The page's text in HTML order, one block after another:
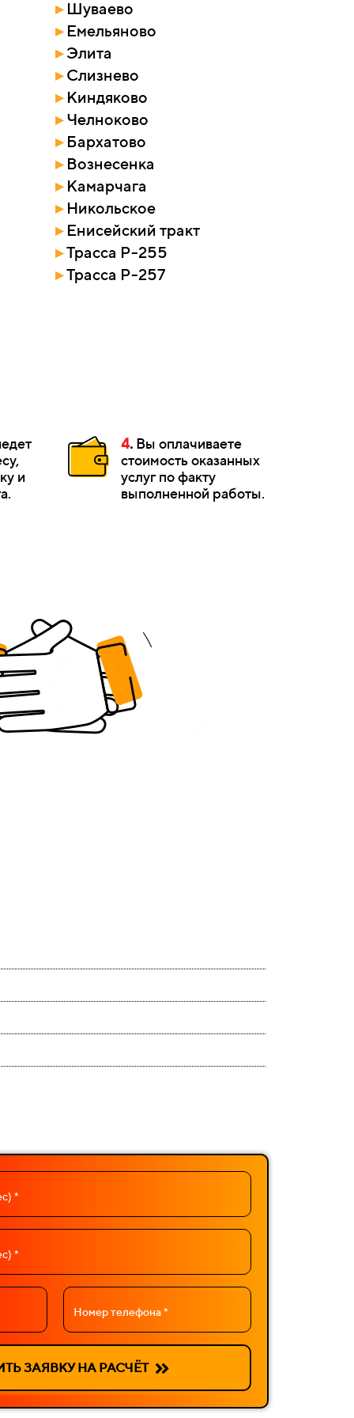
▸ Шуваево
▸ Емельяново
▸Элита
▸Слизнево
▸ Киндяково
▸Челноково
▸ Бархатово
▸ Вознесенка
▸ Камарчага
▸ Никольское
▸ Енисейский тракт
▸Трасса Р-255
▸Трасса Р-257
и
4. Вы оплачиваете
стоимость оказанных
услуг по факту
выполненной работы.
*
*
Номер телефона *
ЗАЯВКУ НА РАСЧЁТ